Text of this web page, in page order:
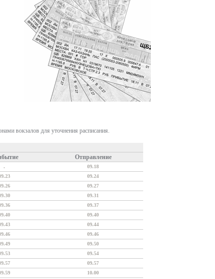
вокзалов для уточнения расписания.
Отправление
.
09.18
09.24
09.27
09.31
09.37
09.40
09.44
09.46
09.50
09.54
09.57
10.00